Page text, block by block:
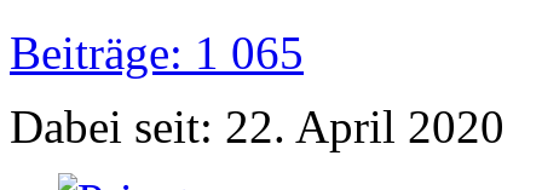
Beiträge: 1 065
Dabei seit: 22. April 2020